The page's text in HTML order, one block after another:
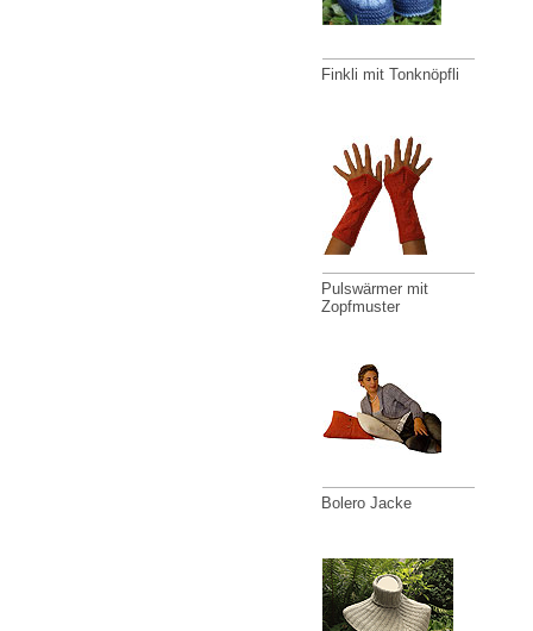
Finkli mit Tonknöpfli
Pulswärmer mit
Zopfmuster
Bolero Jacke